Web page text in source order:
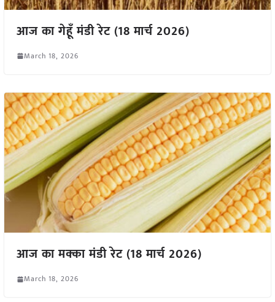
आज का गेहूँ मंडी रेट (18 मार्च 2026)
March 18, 2026
आज का मक्का मंडी रेट (18 मार्च 2026)
March 18, 2026